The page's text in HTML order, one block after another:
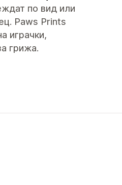
по вид или
Paws Prints
играчки,
грижа.